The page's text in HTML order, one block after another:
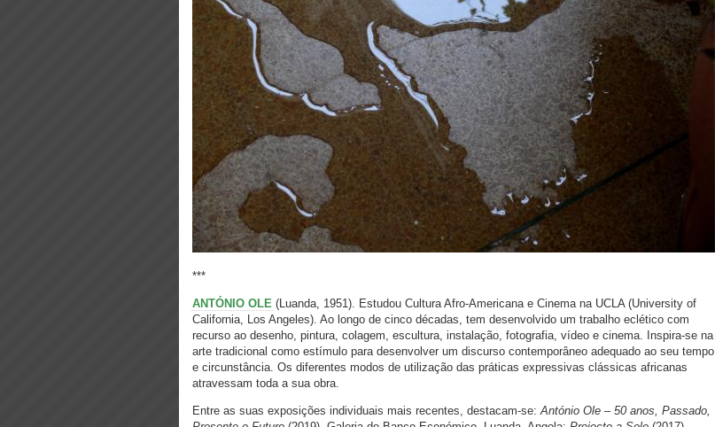
***
ANTÓNIO OLE (Luanda, 1951). Estudou Cultura Afro-Americana e Cinema na UCLA (University of
California, Los Angeles). Ao longo de cinco décadas, tem desenvolvido um trabalho eclético com
recurso ao desenho, pintura, colagem, escultura, instalação, fotografia, vídeo e cinema. Inspira-se na
arte tradicional como estímulo para desenvolver um discurso contemporâneo adequado ao seu tempo
e circunstância. Os diferentes modos de utilização das práticas expressivas clássicas africanas
atravessam toda a sua obra.
Entre as suas exposições individuais mais recentes, destacam-se:António Ole – 50 anos, Passado,